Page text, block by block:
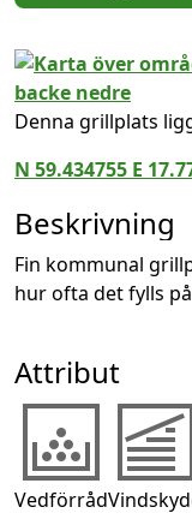
Denna grillplats
N 59.434755 E
Beskrivning
Fin kommunal
hur ofta det fylls
Attribut
Vedförråd